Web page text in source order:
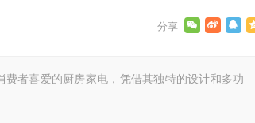
者喜爱的厨房家电，凭借其独特的设计和多功